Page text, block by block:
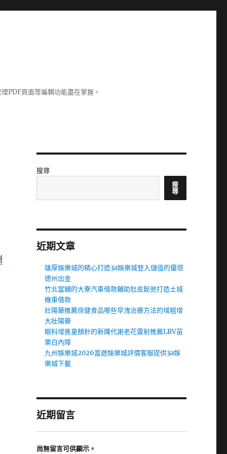
PDF頁面等編輯功能盡在掌握。
搜尋
搜
尋
近期文章
雄厚娛樂城的精心打造3a娛樂城登入儲值的優塔
德州出金
竹北當舖的大寮汽車借款輔助肚皮鬆弛打造土城
機車借款
壯陽藥推薦保健食品哪些早洩治療方法的增粗增
大壯陽藥
眼科增進童顏針的新陳代謝老花雷射推薦LBV苗
栗白內障
九州娛樂城2026富遊娛樂城評價客服提供3a娛
樂城下載
近期留言
尚無留言可供顯示。